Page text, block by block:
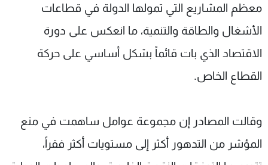
معظم المشاريع التي تمولها الدولة في قطاعات
الأشغال والطاقة والتنمية، ما انعكس على دورة
الاقتصاد الذي بات قائماً بشكل أساسي على حركة
القطاع الخاص.
وقالت المصادر إن مجموعة عوامل ساهمت في منع
المؤشر من التدهور أكثر إلى مستويات أكثر فقراً،